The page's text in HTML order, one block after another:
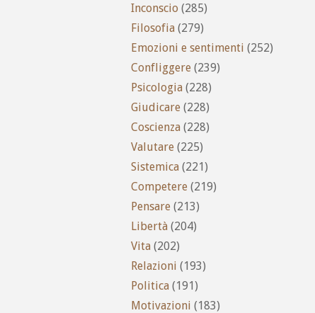
Inconscio (285)
Filosofia (279)
Emozioni e sentimenti (252)
Confliggere (239)
Psicologia (228)
Giudicare (228)
Coscienza (228)
Valutare (225)
Sistemica (221)
Competere (219)
Pensare (213)
Libertà (204)
Vita (202)
Relazioni (193)
Politica (191)
Motivazioni (183)